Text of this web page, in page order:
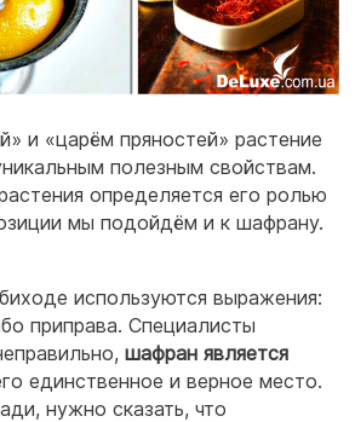
и «царём пряностей» растение
полезным свойствам.
определяется его ролью
мы подойдём и к шафрану.
используются выражения:
приправа. Специалисты
шафран является
единственное и верное место.
нужно сказать, что